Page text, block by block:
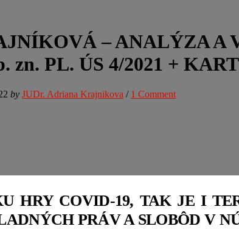
– ANALÝZA A
zn. PL. ÚS 4/2021 +
by JUDr. Adriana Krajnikova / 1 Comment
HRY COVID-19, TAK JE I
PRÁV A SLOBÔD V